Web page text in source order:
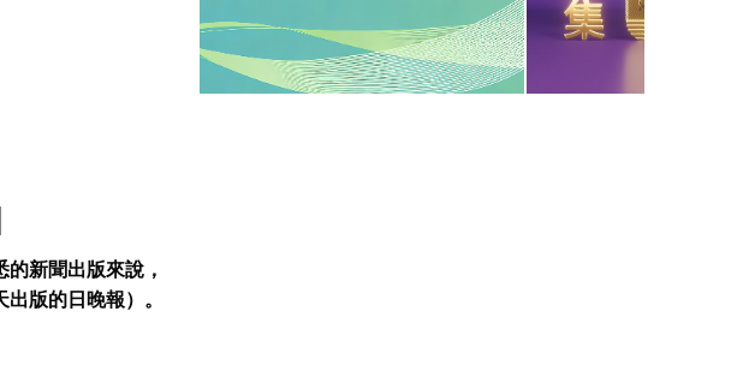
新聞出版來說，
版的日晚報）。